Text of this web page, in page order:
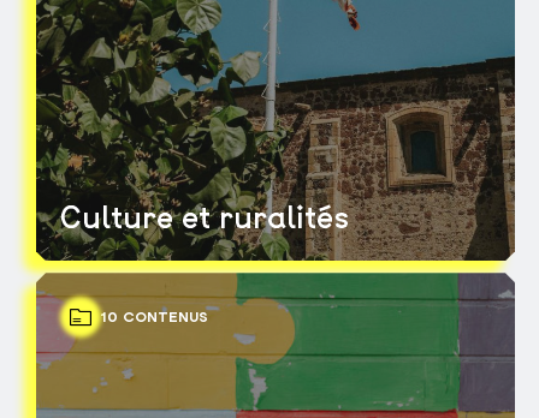
Culture et ruralités
10 CONTENUS